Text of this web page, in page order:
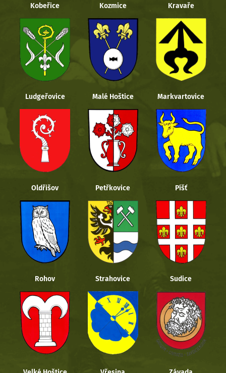
Kobeřice Kozmice Kravaře
Ludgeřovice Malé Hoštice Markvartovice
Oldřišov Petřkovice Píšť
Rohov Strahovice Sudice